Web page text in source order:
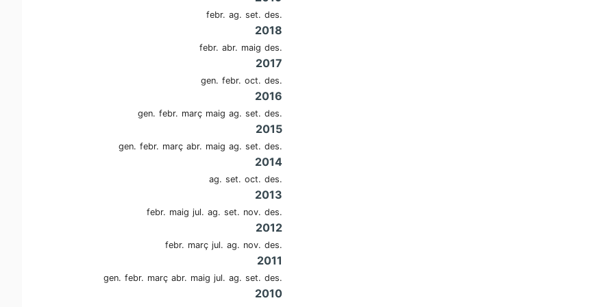
febr. ag. set. des.
2018
febr. abr. maig des.
2017
gen. febr. oct. des.
2016
gen. febr. març maig ag. set. des.
2015
gen. febr. març abr. maig ag. set. des.
2014
ag. set. oct. des.
2013
febr. maig jul. ag. set. nov. des.
2012
febr. març jul. ag. nov. des.
2011
gen. febr. març abr. maig jul. ag. set. des.
2010